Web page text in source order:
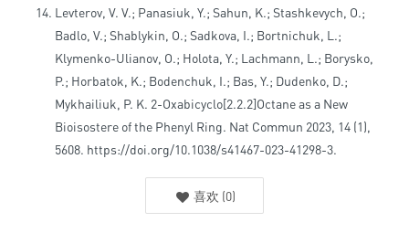
Levterov, V. V.; Panasiuk, Y.; Sahun, K.; Stashkevych, O.;
Badlo, V.; Shablykin, O.; Sadkova, I.; Bortnichuk, L.;
Klymenko-Ulianov, O.; Holota, Y.; Lachmann, L.; Borysko,
P.; Horbatok, K.; Bodenchuk, I.; Bas, Y.; Dudenko, D.;
Mykhailiuk, P. K. 2-Oxabicyclo[2.2.2]Octane as a New
Bioisostere of the Phenyl Ring. Nat Commun 2023, 14 (1),
5608. https://doi.org/10.1038/s41467-023-41298-3.
喜欢 (0)